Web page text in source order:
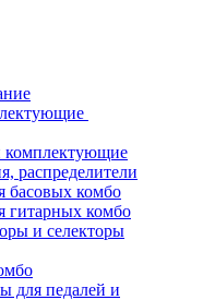
комплектующие
распределители
басовых комбо
гитарных комбо
и селекторы
для педалей и